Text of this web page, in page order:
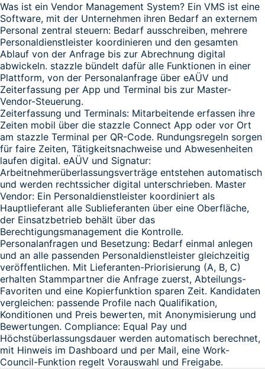
Was ist ein Vendor Management System? Ein VMS ist eine
Software, mit der Unternehmen ihren Bedarf an externem
Personal zentral steuern: Bedarf ausschreiben, mehrere
Personaldienstleister koordinieren und den gesamten
Ablauf von der Anfrage bis zur Abrechnung digital
abwickeln. stazzle bündelt dafür alle Funktionen in einer
Plattform, von der Personalanfrage über eAÜV und
Zeiterfassung per App und Terminal bis zur Master-
Vendor-Steuerung.
Zeiterfassung und Terminals: Mitarbeitende erfassen ihre
Zeiten mobil über die stazzle Connect App oder vor Ort
am stazzle Terminal per QR-Code. Rundungsregeln sorgen
für faire Zeiten, Tätigkeitsnachweise und Abwesenheiten
laufen digital. eAÜV und Signatur:
Arbeitnehmerüberlassungsverträge entstehen automatisch
und werden rechtssicher digital unterschrieben. Master
Vendor: Ein Personaldienstleister koordiniert als
Hauptlieferant alle Sublieferanten über eine Oberfläche,
der Einsatzbetrieb behält über das
Berechtigungsmanagement die Kontrolle.
Personalanfragen und Besetzung: Bedarf einmal anlegen
und an alle passenden Personaldienstleister gleichzeitig
veröffentlichen. Mit Lieferanten-Priorisierung (A, B, C)
erhalten Stammpartner die Anfrage zuerst, Abteilungs-
Favoriten und eine Kopierfunktion sparen Zeit. Kandidaten
vergleichen: passende Profile nach Qualifikation,
Konditionen und Preis bewerten, mit Anonymisierung und
Bewertungen. Compliance: Equal Pay und
Höchstüberlassungsdauer werden automatisch berechnet,
mit Hinweis im Dashboard und per Mail, eine Work-
Council-Funktion regelt Vorauswahl und Freigabe.